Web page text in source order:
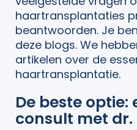
haartransplantaties
beantwoorden. Je
deze blogs. We
artikelen over de
haartransplantatie.
De beste
consult met dr.